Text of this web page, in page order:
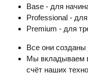
Base - для
Professional -
Premium - для
Все они
Мы вкладываем
счёт наших